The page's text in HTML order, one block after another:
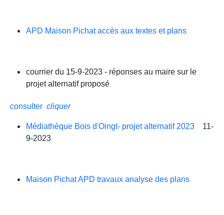
APD Maison Pichat accès aux textes et plans
courrier du 15-9-2023 - réponses au maire sur le
projet alternatif proposé
consulter cliquer
Médiathèque Bois d'Oingt- projet alternatif 2023 11-
9-2023
Maison Pichat APD travaux analyse des plans